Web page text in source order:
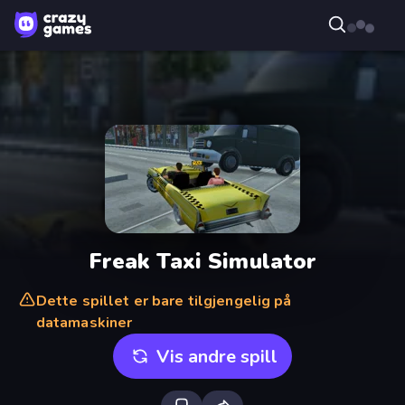
Freak Taxi Simulator
Dette spillet er bare tilgjengelig på
datamaskiner
Vis andre spill